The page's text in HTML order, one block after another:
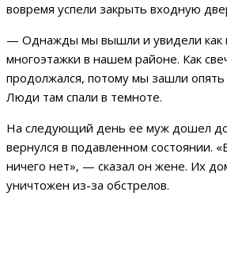
вовремя успели закрыть входную
— Однажды мы вышли и увидели как
многоэтажки в нашем районе. Как
продолжался, потому мы зашли
Люди там спали в темноте.
На следующий день ее муж дошел
вернулся в подавленном состоянии.
ничего нет», — сказал он жене. Их
уничтожен из-за обстрелов.